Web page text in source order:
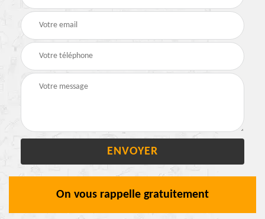
On vous rappelle gratuitement